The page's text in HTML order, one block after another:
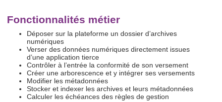
Fonctionnalités métier
Déposer sur la plateforme un dossier d’archives
numériques
Verser des données numériques directement issues
d’une application tierce
Contrôler à l’entrée la conformité de son versement
Créer une arborescence et y intégrer ses versements
Modifier les métadonnées
Stocker et indexer les archives et leurs métadonnées
Calculer les échéances des règles de gestion